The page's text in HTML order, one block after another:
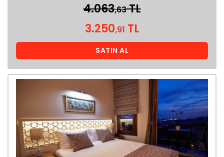
4.063,63TL
3.250,91 TL
SATIN AL